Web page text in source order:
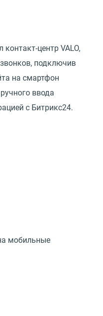
центр VALO,
подключив
на смартфон
ввода
с Битрикс24.
мобильные